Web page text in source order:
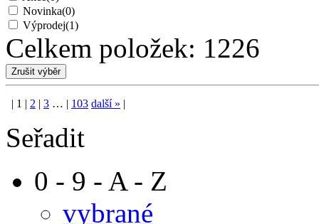
Výběr podle výrobců:
Loga Název
Odznačit/Označit vše